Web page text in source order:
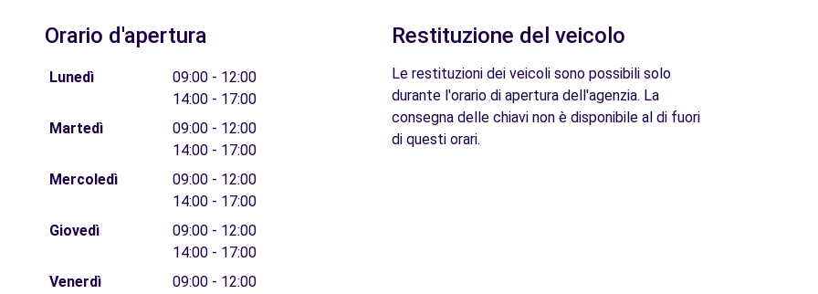
Orario d'apertura
Lunedì
09:00 - 12:00
14:00 - 17:00
Martedì
09:00 - 12:00
14:00 - 17:00
Mercoledì
09:00 - 12:00
14:00 - 17:00
Giovedì
09:00 - 12:00
14:00 - 17:00
Venerdì
09:00 - 12:00
Restituzione del veicolo
Le restituzioni dei veicoli sono possibili solo
durante l'orario di apertura dell'agenzia. La
consegna delle chiavi non è disponibile al di fuori
di questi orari.